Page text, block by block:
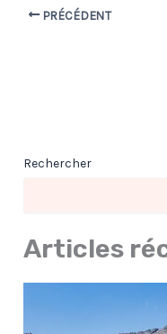
PRÉCÉDENT
Rechercher
Articles